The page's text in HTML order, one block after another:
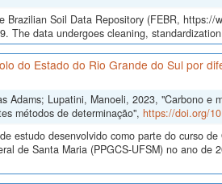
Soil Data Repository (FEBR, https://
The data undergoes cleaning,
do Estado do Rio Grande do Sul por
Adams; Lupatini, Manoeli, 2023, "Carbono e
métodos de determinação", https://doi.org/
estudo desenvolvido como parte do curso
de Santa Maria (PPGCS-UFSM) no ano de